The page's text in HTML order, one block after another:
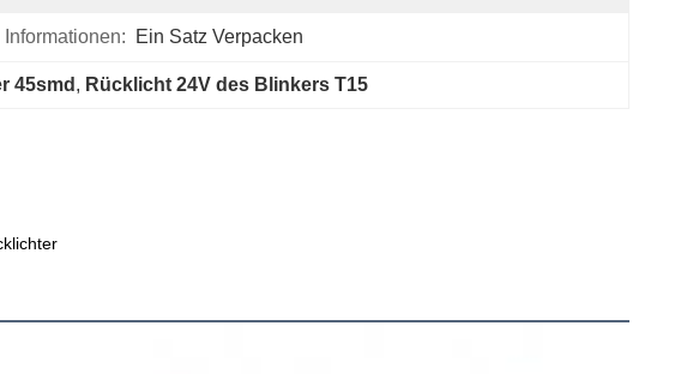
Ein Satz Verpacken
45smd , Rücklicht 24V des Blinkers T15